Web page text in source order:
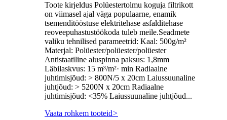
Toote kirjeldus Polüestertolmu koguja filtrikott
on viimasel ajal väga populaarne, enamik
tsemenditööstuse elektritehase asfalditehase
reoveepuhastustöökoda tuleb meile.Seadmete
valiku tehnilised parameetrid: Kaal: 500g/m²
Materjal: Polüester/polüester/polüester
Antistaatiline aluspinna paksus: 1,8mm
Läbilaskvus: 15 m³/m²· min Radiaalne
juhtimisjõud: > 800N/5 x 20cm Laiussuunaline
juhtjõud: > 5200N x 20cm Radiaalne
juhtimisjõud: <35% Laiussuunaline juhtjõud...
Vaata rohkem tooteid>